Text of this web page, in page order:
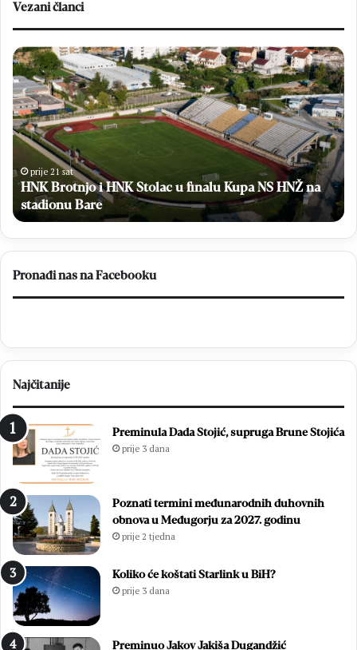
Vezani članci
HNK
Brotnjo
i
HNK
Stolac
u
finalu
Kupa
NS
HNŽ
na
stadionu
Bare
prije 21 sat
HNK Brotnjo i HNK Stolac u finalu Kupa NS HNŽ na
stadionu Bare
na
je
Pronađi nas na Facebooku
Najčitanije
Preminula Dada Stojić, supruga Brune Stojića
prije 3 dana
Poznati termini međunarodnih duhovnih
obnova u Međugorju za 2027. godinu
prije 2 tjedna
Koliko će koštati Starlink u BiH?
prije 3 dana
Preminuo Jakov Jakiša Dugandžić